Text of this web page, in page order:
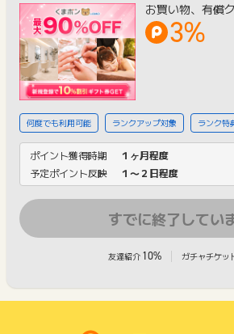
お買い物、有償
3%
何度でも利用可能 ランクアップ対象 ランク特
ポイント獲得時期
１ヶ月程度
予定ポイント反映
１〜２日程度
すでに終了してい
友達紹介 10% ガチャチケッ